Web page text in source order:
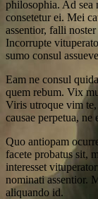
philosophia. Ad sea
consetetur ei. Mei
assentior, falli
Incorrupte
sumo consul
Eam ne consul
quem rebum. Vix
Viris utroque vim
causae perpetua,
Quo antiopam
facete probatus sit,
interesset
nominati assentior.
aliquando id.